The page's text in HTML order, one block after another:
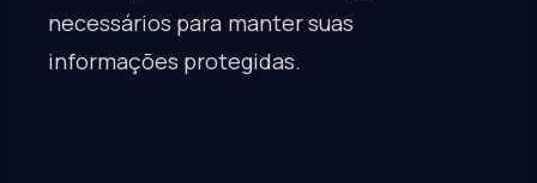
necessários para manter suas
informações protegidas.